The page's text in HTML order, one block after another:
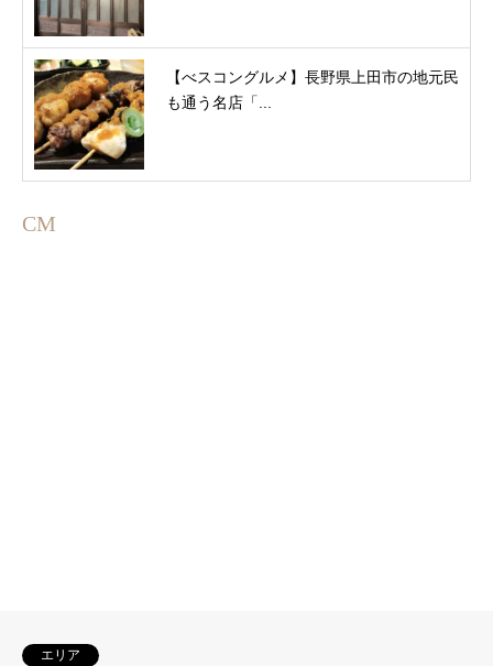
【べスコングルメ】長野県上田市の地元民
も通う名店「...
CM
エリア